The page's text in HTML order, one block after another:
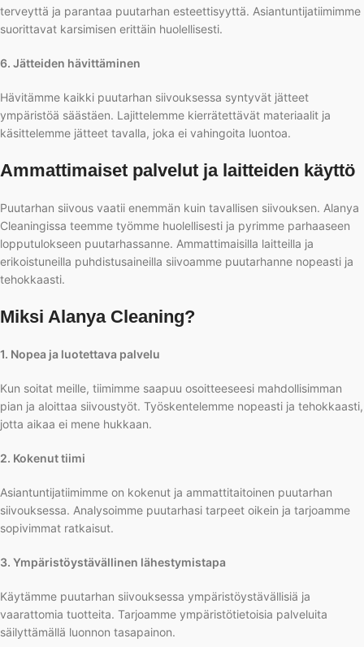
terveyttä ja parantaa puutarhan esteettisyyttä. Asiantuntijatiimimme
suorittavat karsimisen erittäin huolellisesti.
6. Jätteiden hävittäminen
Hävitämme kaikki puutarhan siivouksessa syntyvät jätteet
ympäristöä säästäen. Lajittelemme kierrätettävät materiaalit ja
käsittelemme jätteet tavalla, joka ei vahingoita luontoa.
Ammattimaiset palvelut ja laitteiden käyttö
Puutarhan siivous vaatii enemmän kuin tavallisen siivouksen. Alanya
Cleaningissa teemme työmme huolellisesti ja pyrimme parhaaseen
lopputulokseen puutarhassanne. Ammattimaisilla laitteilla ja
erikoistuneilla puhdistusaineilla siivoamme puutarhanne nopeasti ja
tehokkaasti.
Miksi Alanya Cleaning?
1. Nopea ja luotettava palvelu
Kun soitat meille, tiimimme saapuu osoitteeseesi mahdollisimman
pian ja aloittaa siivoustyöt. Työskentelemme nopeasti ja tehokkaasti,
jotta aikaa ei mene hukkaan.
2. Kokenut tiimi
Asiantuntijatiimimme on kokenut ja ammattitaitoinen puutarhan
siivouksessa. Analysoimme puutarhasi tarpeet oikein ja tarjoamme
sopivimmat ratkaisut.
3. Ympäristöystävällinen lähestymistapa
Käytämme puutarhan siivouksessa ympäristöystävällisiä ja
vaarattomia tuotteita. Tarjoamme ympäristötietoisia palveluita
säilyttämällä luonnon tasapainon.